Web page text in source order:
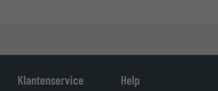
Klantenservice Help